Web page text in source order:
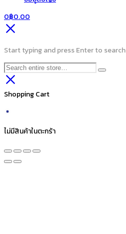
0฿0.00
Start typing and press Enter to search
Shopping Cart
ไม่มีสินค้าในตะกร้า